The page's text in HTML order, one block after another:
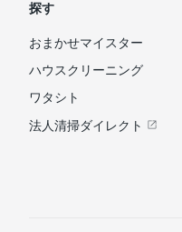
探す
おまかせマイスター
ハウスクリーニング
ワタシト
法人清掃ダイレクト